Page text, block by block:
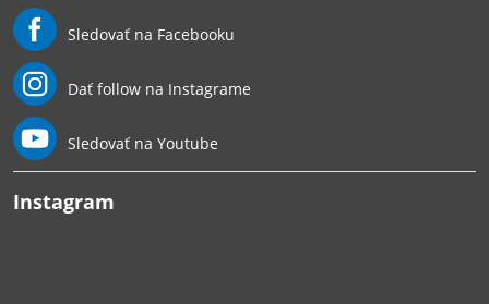
Sledovať na Facebooku
Dať follow na Instagrame
Sledovať na Youtube
Instagram